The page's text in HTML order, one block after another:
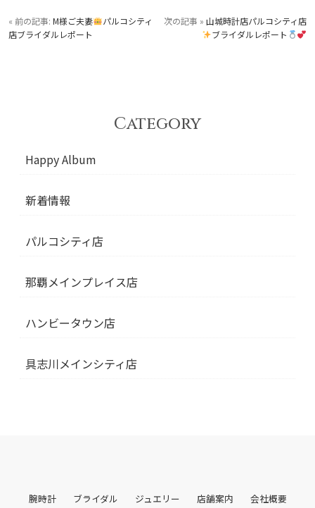
« 前の記事: M様ご夫妻
パルコシティ
店ブライダルレポート
次の記事 » 山城時計店パルコシティ店
ブライダルレポート
Category
Happy Album
新着情報
パルコシティ店
那覇メインプレイス店
ハンビータウン店
具志川メインシティ店
腕時計 ブライダル ジュエリー 店舗案内
会社概要